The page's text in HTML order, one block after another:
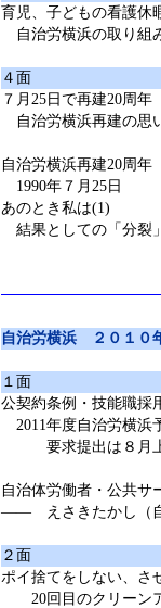
育児、子どもの看護休
自治労横浜の取り組
４面
７月25日で再建20周年
自治労横浜再建の思
自治労横浜再建20周年
1990年７月25日
あのとき私は(1)
結果としての「分裂
自治労横浜 ２０１０
１面
公契約条例・技能職採
2011年度自治労横浜
要求提出は８月上
自治体労働者・公共サ
―― えさきたかし（
２面
ポイ捨てをしない、さ
20回目のクリーン